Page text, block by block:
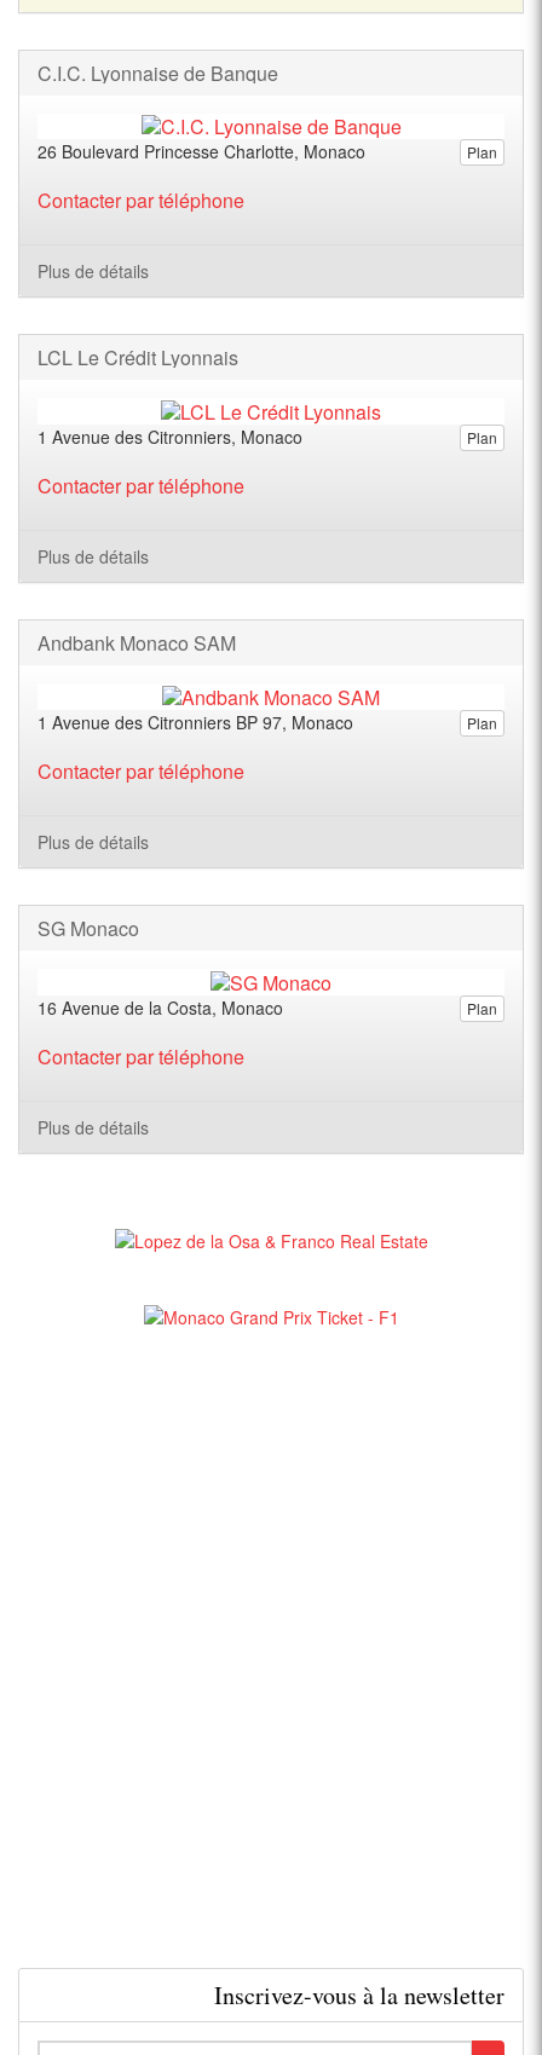
C.I.C. Lyonnaise de Banque
Plan
26 Boulevard Princesse Charlotte, Monaco
Contacter par téléphone
Plus de détails
LCL Le Crédit Lyonnais
Plan
1 Avenue des Citronniers, Monaco
Contacter par téléphone
Plus de détails
Andbank Monaco SAM
Plan
1 Avenue des Citronniers BP 97, Monaco
Contacter par téléphone
Plus de détails
SG Monaco
Plan
16 Avenue de la Costa, Monaco
Contacter par téléphone
Plus de détails
Inscrivez-vous à la newsletter